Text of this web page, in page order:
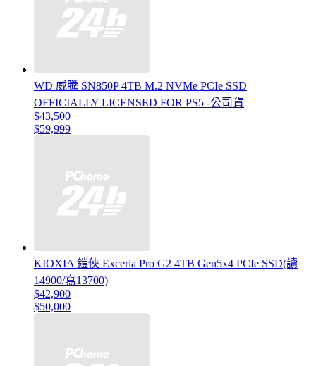
WD 威騰 SN850P 4TB M.2 NVMe PCIe SSD
OFFICIALLY LICENSED FOR PS5 -公司貨
$43,500
$59,999
KIOXIA 鎧俠 Exceria Pro G2 4TB Gen5x4 PCIe SSD(讀
14900/寫13700)
$42,900
$50,000